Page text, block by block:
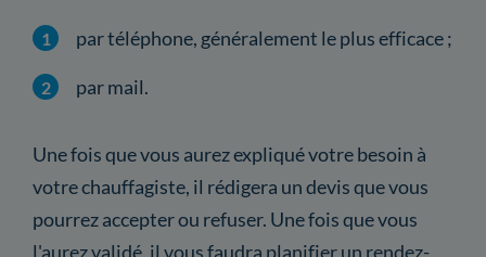
par téléphone, généralement le plus efficace ;
par mail.
Une fois que vous aurez expliqué votre besoin à
votre chauffagiste, il rédigera un devis que vous
pourrez accepter ou refuser. Une fois que vous
l'aurez validé, il vous faudra planifier un rendez-